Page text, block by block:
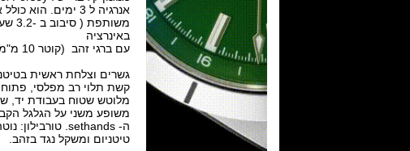
אנרגיה ל 3
באינרציה
עם ברגי זהב (קוטר 10 מ"מ). עקומת מסוף פיליפס. בסגנון ז'נבה.
גשרים וצלחת ראשית
קשת תלוי רב מפלסי, פתוח
מלוטש שטוח בעבודת יד,
משופע משני על הגלגל
טיטניום ומשקל נגד בזהב.